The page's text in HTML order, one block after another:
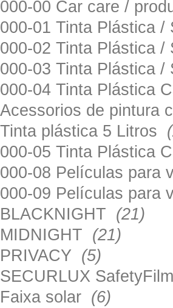
000-00 Car care /
000-01 Tinta Plástica /
000-02 Tinta Plástica
000-03 Tinta Plástica
000-04 Tinta Plástica
Acessorios de pintura
Tinta plástica 5 Litros
000-05 Tinta Plástica
000-08 Películas
000-09 Películas para
BLACKNIGHT (21)
MIDNIGHT (21)
PRIVACY (5)
SECURLUX
Faixa solar (6)